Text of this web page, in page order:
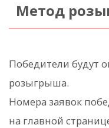
Метод
Победители будут
розыгрыша.
Номера заявок
на главной